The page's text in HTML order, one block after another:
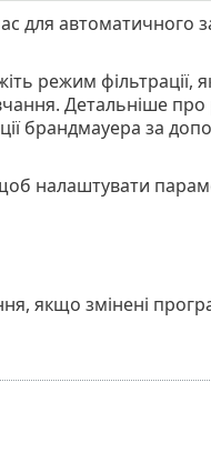
для
режим фільтрації,
Детальніше про
брандмауера за
налаштувати
якщо змінені